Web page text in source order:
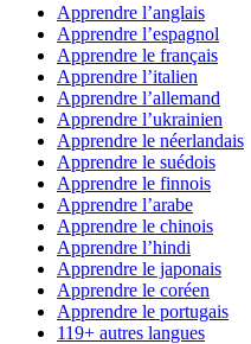
Apprendre l’anglais
Apprendre l’espagnol
Apprendre le français
Apprendre l’italien
Apprendre l’allemand
Apprendre l’ukrainien
Apprendre le néerlandais
Apprendre le suédois
Apprendre le finnois
Apprendre l’arabe
Apprendre le chinois
Apprendre l’hindi
Apprendre le japonais
Apprendre le coréen
Apprendre le portugais
119+ autres langues